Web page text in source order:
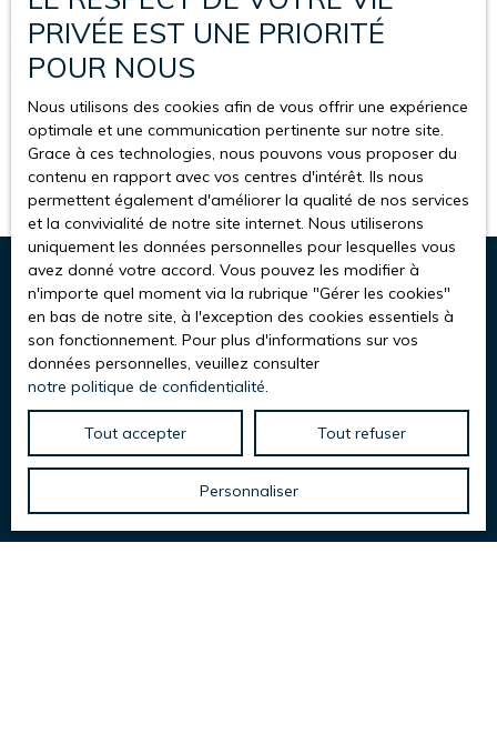
sommes plus qu’une simple agence : un partenaire de
confiance, ancré dans son territoire, qui privilégie la
proximité, l'écoute et l’exigence.
personnelles, veuillez consulter notrepolitique de
confidentialité
Recevoir des annonces
L & F Immobilier
Rue de la Chapelle - Beau rivage
83270 Saint-Cyr-sur-Mer
+33 4 94 32 83 42
PRIVÉE EST UNE PRIORITÉ
POUR NOUS
Nous utilisons des cookies afin de vous offrir une expérience
optimale et une communication pertinente sur notre site.
Grace à ces technologies, nous pouvons vous proposer du
contenu en rapport avec vos centres d'intérêt. Ils nous
permettent également d'améliorer la qualité de nos services
et la convivialité de notre site internet. Nous utiliserons
uniquement les données personnelles pour lesquelles vous
avez donné votre accord. Vous pouvez les modifier à
n'importe quel moment via la rubrique ″Gérer les cookies″
en bas de notre site, à l'exception des cookies essentiels à
son fonctionnement. Pour plus d'informations sur vos
données personnelles, veuillez consulter
notre politique de confidentialité.
Tout accepter Tout refuser
Personnaliser